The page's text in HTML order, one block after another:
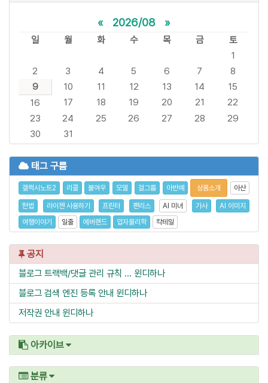
« 2026/08 »
일 월 화 수 목 금
토
1
2
3 4 5 6 7
8
9
10 11 12 13 14
15
16
17 18 19 20 21
22
23
24 25 26 27 28
29
30
31
태그 구름
갤럭시노트2 리콜 불여우 모델 걸그룹 아반떼 상품소개 아산
헌법 라이젠 사용하기 프린터 팬리스 AI 미녀 가사
AI 이미지
여행이야기
일출 에버랜드 입자물리학 칵테일
공지
블로그 트랙백/댓글 관리 규칙 ... 윈디하나
블로그 검색 엔진 등록 안내 윈디하나
저작권 안내 윈디하나
아카이브
분류